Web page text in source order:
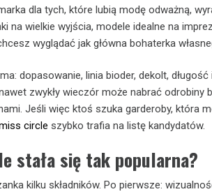
dla tych, które lubią modę odważną,
na wielkie wyjścia, modele idealne na
wyglądać jak główna bohaterka
dopasowanie, linia bioder, dekolt,
zwykły wieczór może nabrać odrobiny
Jeśli więc ktoś szuka garderoby, która
circle szybko trafia na listę kandydatów.
stała się tak popularna?
kilku składników. Po pierwsze: